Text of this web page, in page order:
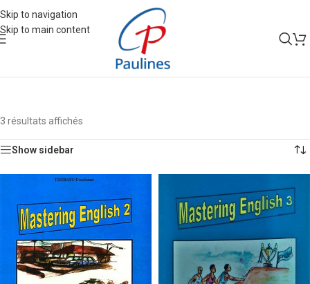
Skip to navigation
Skip to main content
3 résultats affichés
Show sidebar